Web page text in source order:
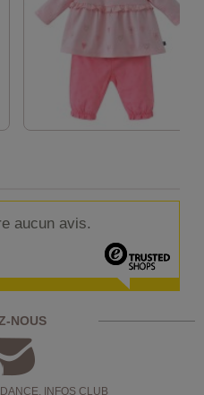
aucun avis.
NOUS
INFOS CLUB